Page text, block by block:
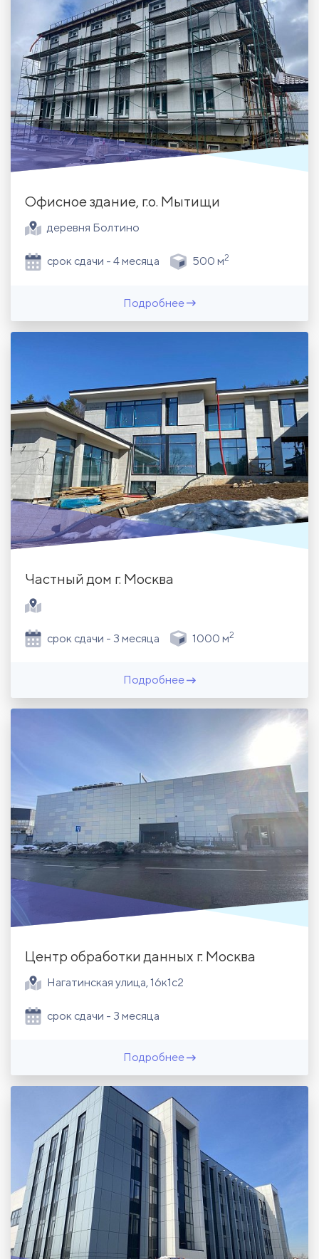
Офисное здание, г.о. Мытищи
деревня Болтино
срок сдачи - 4 месяца 500 м2
Подробнее
Частный дом г. Москва
срок сдачи - 3 месяца 1000 м2
Подробнее
Центр обработки данных г. Москва
Нагатинская улица, 16к1с2
срок сдачи - 3 месяца
Подробнее